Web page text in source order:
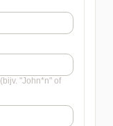
"John*n" of